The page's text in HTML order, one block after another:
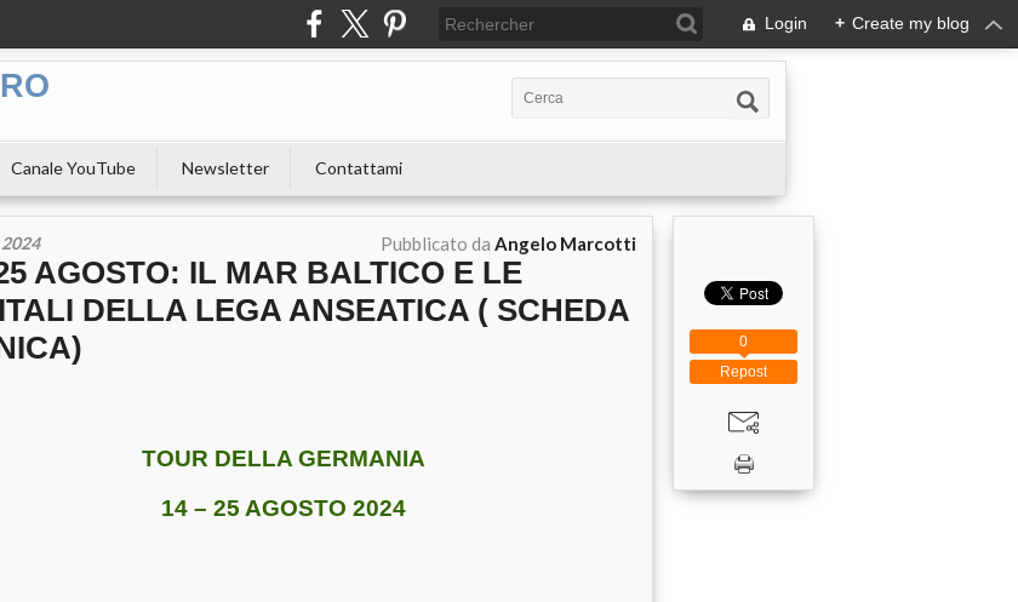
Login + Create my blog
Canale YouTube Newsletter Contattami
Pubblicato da Angelo Marcotti
AGOSTO: IL MAR BALTICO E LE
DELLA LEGA ANSEATICA ( SCHEDA
TOUR DELLA GERMANIA
14 – 25 AGOSTO 2024
Repost
0